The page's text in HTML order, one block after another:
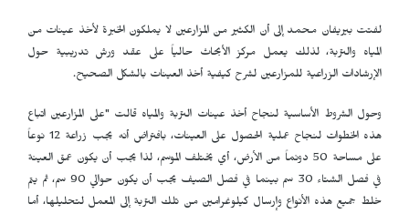
لفتت بيريفان محمد إلى أن الكثير من المزارعين لا يملكون الخبرة لأخذ عينات من
المياه والتربة، لذلك يعمل مركز الأبحاث حالياً على عقد ورش تدريبية حول
الإرشادات الزراعية للمزارعين لشرح كيفية أخذ العينات بالشكل الصحيح.
وحول الشروط الأساسية لنجاح أخذ عينات التربة والمياه قالت "على المزارعين اتباع
هذه الخطوات لنجاح عملية الحصول على العينات، بافتراض أنه يجب زراعة 12 نوعاً
على مساحة 50 دونماً من الأرض، أي يختلف الموسم، لذا يجب أن يكون عمق العينة
في فصل الشتاء 30 سم بينما في فصل الصيف يجب أن يكون حوالي 90 سم، ثم يتم
خلط جميع هذه الأنواع وإرسال كيلوغرامين من تلك التربة إلى المعمل لتحليلها، أما